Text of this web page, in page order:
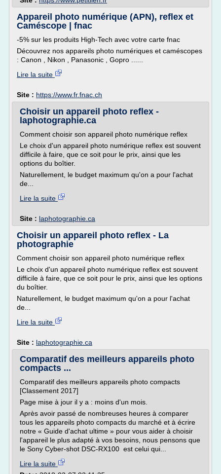
Appareil photo numérique (APN), reflex et
Caméscope | fnac
-5% sur les produits High-Tech avec votre carte fnac
Découvrez nos appareils photo numériques et caméscopes
: Canon , Nikon , Panasonic , Gopro ......
Lire la suite
Site : https://www.fr.fnac.ch
Choisir un appareil photo reflex -
laphotographie.ca
Comment choisir son appareil photo numérique reflex
Le choix d'un appareil photo numérique reflex est souvent
difficile à faire, que ce soit pour le prix, ainsi que les
options du boîtier.
Naturellement, le budget maximum qu'on a pour l'achat
de...
Lire la suite
Site : laphotographie.ca
Choisir un appareil photo reflex - La
photographie
Comment choisir son appareil photo numérique reflex
Le choix d'un appareil photo numérique reflex est souvent
difficile à faire, que ce soit pour le prix, ainsi que les options
du boîtier.
Naturellement, le budget maximum qu'on a pour l'achat
de...
Lire la suite
Site : laphotographie.ca
Comparatif des meilleurs appareils photo
compacts ...
Comparatif des meilleurs appareils photo compacts
[Classement 2017]
Page mise à jour il y a : moins d'un mois.
Après avoir passé de nombreuses heures à comparer
tous les appareils photo compacts du marché et à écrire
notre « Guide d'achat ultime » pour vous aider à choisir
l'appareil le plus adapté à vos besoins, nous pensons que
le Sony Cyber-shot DSC-RX100 est celui qui...
Lire la suite